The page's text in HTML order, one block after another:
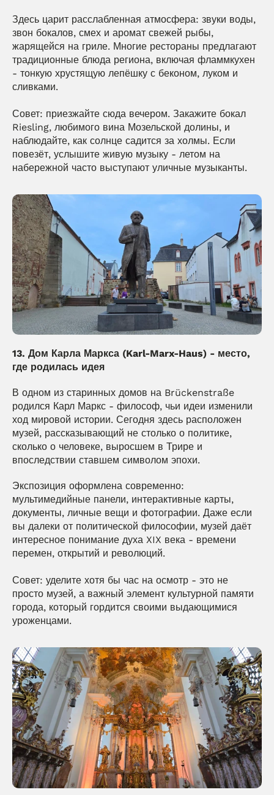
Здесь царит расслабленная атмосфера: звуки воды,
звон бокалов, смех и аромат свежей рыбы,
жарящейся на гриле. Многие рестораны предлагают
традиционные блюда региона, включая фламмкухен
- тонкую хрустящую лепёшку с беконом, луком и
сливками.
Совет: приезжайте сюда вечером. Закажите бокал
Riesling, любимого вина Мозельской долины, и
наблюдайте, как солнце садится за холмы. Если
повезёт, услышите живую музыку - летом на
набережной часто выступают уличные музыканты.
13. Дом Карла Маркса (Karl-Marx-Haus) - место,
где родилась идея
В одном из старинных домов на Brückenstraße
родился Карл Маркс - философ, чьи идеи изменили
ход мировой истории. Сегодня здесь расположен
музей, рассказывающий не столько о политике,
сколько о человеке, выросшем в Трире и
впоследствии ставшем символом эпохи.
Экспозиция оформлена современно:
мультимедийные панели, интерактивные карты,
документы, личные вещи и фотографии. Даже если
вы далеки от политической философии, музей даёт
интересное понимание духа XIX века - времени
перемен, открытий и революций.
Совет: уделите хотя бы час на осмотр - это не
просто музей, а важный элемент культурной памяти
города, который гордится своими выдающимися
уроженцами.